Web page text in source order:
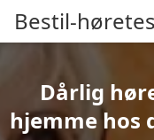
Bestil-
Dårlig
hjemme hos